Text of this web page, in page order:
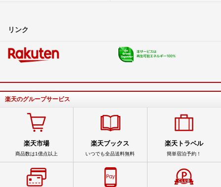
リンク
楽天のグループサービス
楽天市場
商品数は1億点以上
楽天ブックス
いつでも全品送料無料
楽天トラベル
簡単宿泊予約！